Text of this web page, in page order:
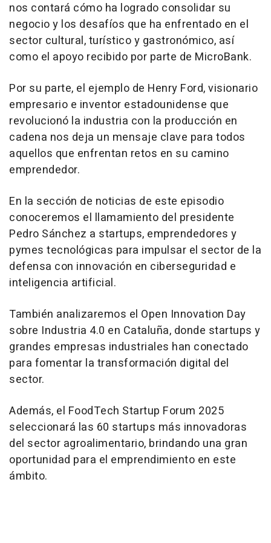
nos contará cómo ha logrado consolidar su
negocio y los desafíos que ha enfrentado en el
sector cultural, turístico y gastronómico, así
como el apoyo recibido por parte de MicroBank.
Por su parte, el ejemplo de Henry Ford, visionario
empresario e inventor estadounidense que
revolucionó la industria con la producción en
cadena nos deja un mensaje clave para todos
aquellos que enfrentan retos en su camino
emprendedor.
En la sección de noticias de este episodio
conoceremos el llamamiento del presidente
Pedro Sánchez a startups, emprendedores y
pymes tecnológicas para impulsar el sector de la
defensa con innovación en ciberseguridad e
inteligencia artificial.
También analizaremos el Open Innovation Day
sobre Industria 4.0 en Cataluña, donde startups y
grandes empresas industriales han conectado
para fomentar la transformación digital del
sector.
Además, el FoodTech Startup Forum 2025
seleccionará las 60 startups más innovadoras
del sector agroalimentario, brindando una gran
oportunidad para el emprendimiento en este
ámbito.